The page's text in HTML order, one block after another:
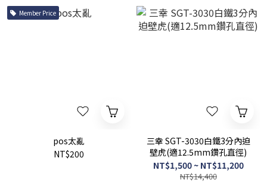
Member Price
pos太亂
NT$200
三幸 SGT-3030白鐵3分內迫
壁虎(適12.5mm鑽孔直徑)
NT$1,500 ~ NT$11,200
NT$14,400